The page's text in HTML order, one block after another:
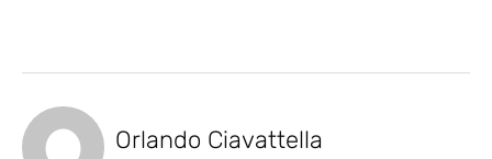
Orlando Ciavattella